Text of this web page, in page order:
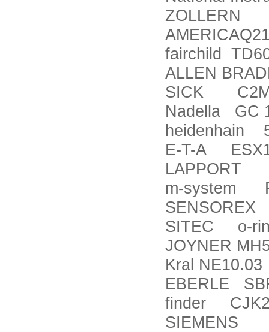
ZOLLERN
fairchild
ALLEN
SICK
Nadella GC
heidenhain
E-T-A
LAPPORT
m-system
SITEC o-
JOYNER
Kral NE10.03
EBERLE
finder
SIEMENS